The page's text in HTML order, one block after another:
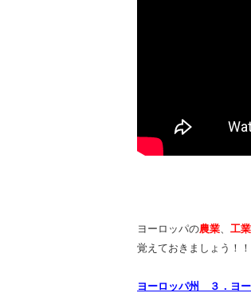
ヨーロッパの農業、 工業
覚えておきましょう！！
ヨーロッパ州 ３．ヨ